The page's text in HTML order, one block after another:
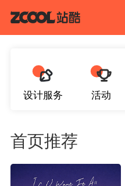
设计服务 活动
首页推荐